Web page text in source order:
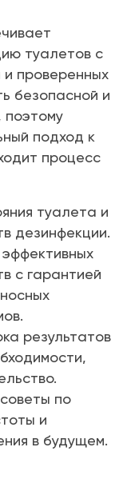
туалетов с
проверенных
безопасной и
поэтому
подход к
процесс
туалета и
дезинфекции.
с гарантией
результатов
по
и
в будущем.